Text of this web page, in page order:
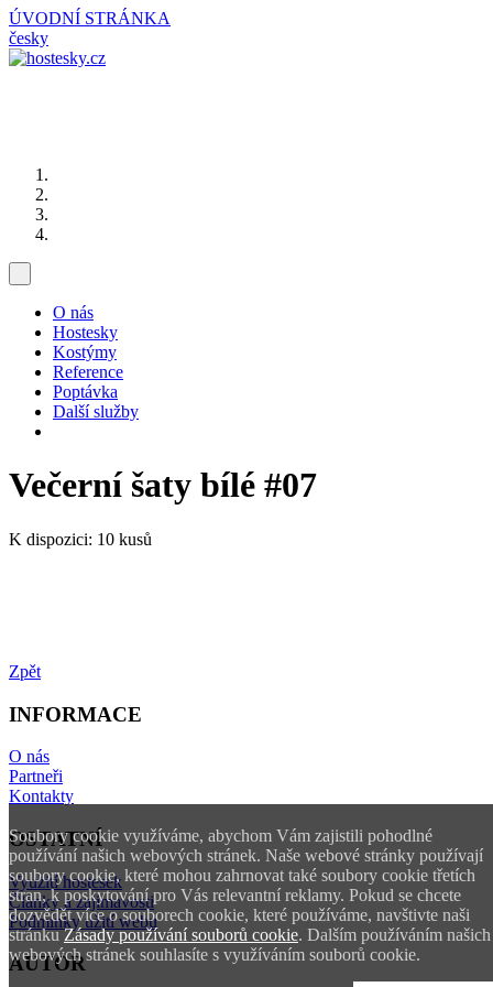
Soubory cookie využíváme, abychom Vám zajistili pohodlné
používání našich webových stránek. Naše webové stránky používají
soubory cookie, které mohou zahrnovat také soubory cookie třetích
stran, k poskytování pro Vás relevantní reklamy. Pokud se chcete
dozvědět více o souborech cookie, které používáme, navštivte naši
stránkuZásady používání souborů cookie. Dalším používáním našich
webových stránek souhlasíte s využíváním souborů cookie.
ÚVODNÍ STRÁNKA
česky
O nás
Hostesky
Kostýmy
Reference
Poptávka
Další služby
Večerní šaty bílé #07
K dispozici: 10 kusů
Zpět
INFORMACE
O nás
Partneři
Kontakty
OSTATNÍ
Využití hostesek
Články a zajímavosti
Podmínky užití webu
AUTOR